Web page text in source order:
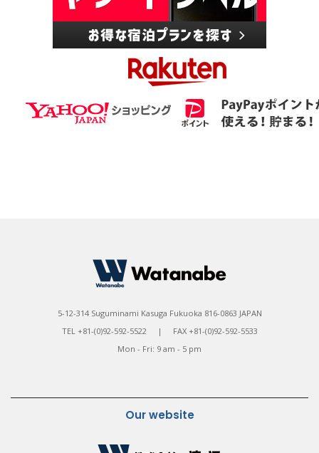
5-12-314 Suguminami Kasuga Fukuoka 816-0863 JAPAN
TEL +81-(0)92-592-5522 | FAX +81-(0)92-592-5533
Mon - Fri: 9 am - 5 pm
Our website